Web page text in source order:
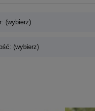
(wybierz)
(wybierz)